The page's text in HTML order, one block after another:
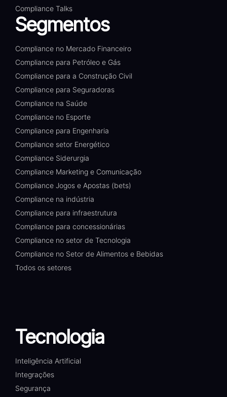
Compliance Talks
Segmentos
Compliance no Mercado Financeiro
Compliance para Petróleo e Gás
Compliance para a Construção Civil
Compliance para Seguradoras
Compliance na Saúde
Compliance no Esporte
Compliance para Engenharia
Compliance setor Energético
Compliance Siderurgia
Compliance Marketing e Comunicação
Compliance Jogos e Apostas (bets)
Compliance na indústria
Compliance para infraestrutura
Compliance para concessionárias
Compliance no setor de Tecnologia
Compliance no Setor de Alimentos e Bebidas
Todos os setores
Tecnologia
Inteligência Artificial
Integrações
Segurança